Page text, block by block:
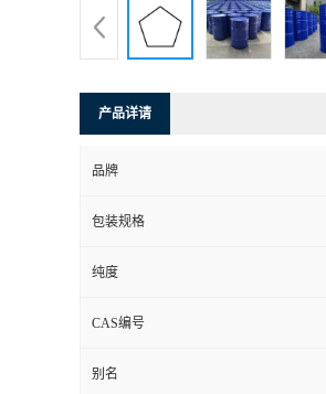
产品详请
品牌
包装规格
纯度
CAS编号
别名